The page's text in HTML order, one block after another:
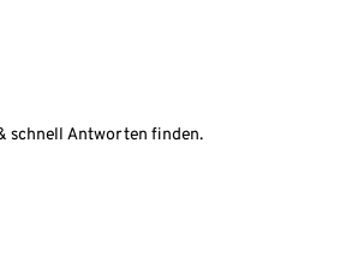
schnell Antworten finden.